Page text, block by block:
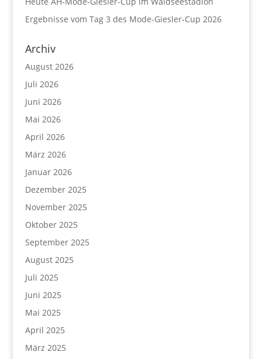
Ergebnisse vom Tag 3 des Mode-Giesler-Cup 2026
Archiv
August 2026
Juli 2026
Juni 2026
Mai 2026
April 2026
März 2026
Januar 2026
Dezember 2025
November 2025
Oktober 2025
September 2025
August 2025
Juli 2025
Juni 2025
Mai 2025
April 2025
März 2025